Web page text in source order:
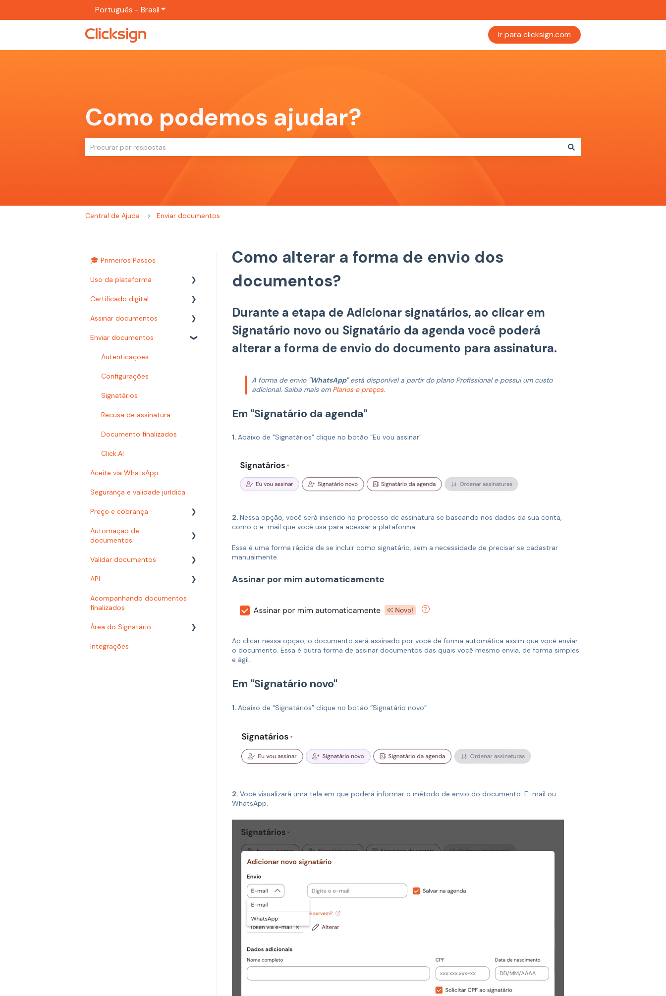
Português - BrasilMostrar submenu para traduções
Ir para clicksign.com
Como podemos ajudar?
Central de Ajuda Enviar documentos
Como alterar a forma de envio dos
documentos?
Durante a etapa de Adicionar signatários, ao clicar em
Signatário novo ou Signatário da agenda você poderá
alterar a forma de envio do documento para assinatura.
A forma de envio "WhatsApp"está disponível a partir do plano Profissional e possui um custo
adicional. Saiba mais em Planos e preços.
Em "Signatário da agenda"
1. Abaixo de “Signatários” clique no botão “Eu vou assinar”
2. Nessa opção, você será inserido no processo de assinatura se baseando nos dados da sua conta,
como o e-mail que você usa para acessar a plataforma.
Essa é uma forma rápida de se incluir como signatário, sem a necessidade de precisar se cadastrar
manualmente.
Assinar por mim automaticamente
Ao clicar nessa opção, o documento será assinado por você de forma automática assim que você enviar
o documento. Essa é outra forma de assinar documentos das quais você mesmo envia, de forma simples
e ágil.
Em "Signatário novo"
1. Abaixo de “Signatários” clique no botão “Signatário novo”
2. Você visualizará uma tela em que poderá informar o método de envio do documento: E-mail ou
WhatsApp.
🎓 Primeiros Passos
Uso da plataforma
Relatórios
Configurações
Autenticações
Prazos
Busca
Organização e pastas
Baixar documentos
Acesso à plataforma
Problemas com e-mails
Usuários e Permissões
Certificado digital
Carimbo do tempo
Assinar documentos
Como assinar?
Certificado digital
Documentoscopia
Enviar documentos
Autenticações
Configurações
Signatários
Recusa de assinatura
Documento finalizados
Click.AI
Aceite via WhatsApp
Segurança e validade jurídica
Preço e cobrança
Planos
Automação de
documentos
Modelos
Fluxos com planilha
Validar documentos
Biometria Facial
API
Assinatura presencial
Acompanhando documentos
finalizados
Área do Signatário
Click.AI
Integrações